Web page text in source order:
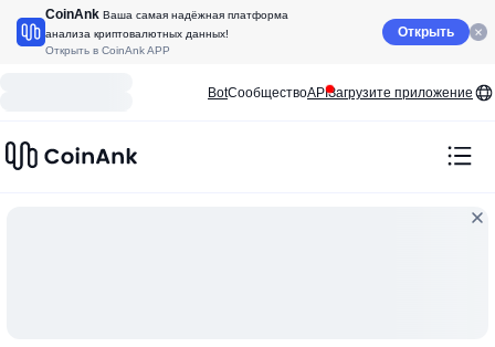
CoinAnk Ваша самая надёжная платформа
анализа криптовалютных данных!
Открыть в CoinAnk APP
Открыть
BotСообществоAPIЗагрузите приложение